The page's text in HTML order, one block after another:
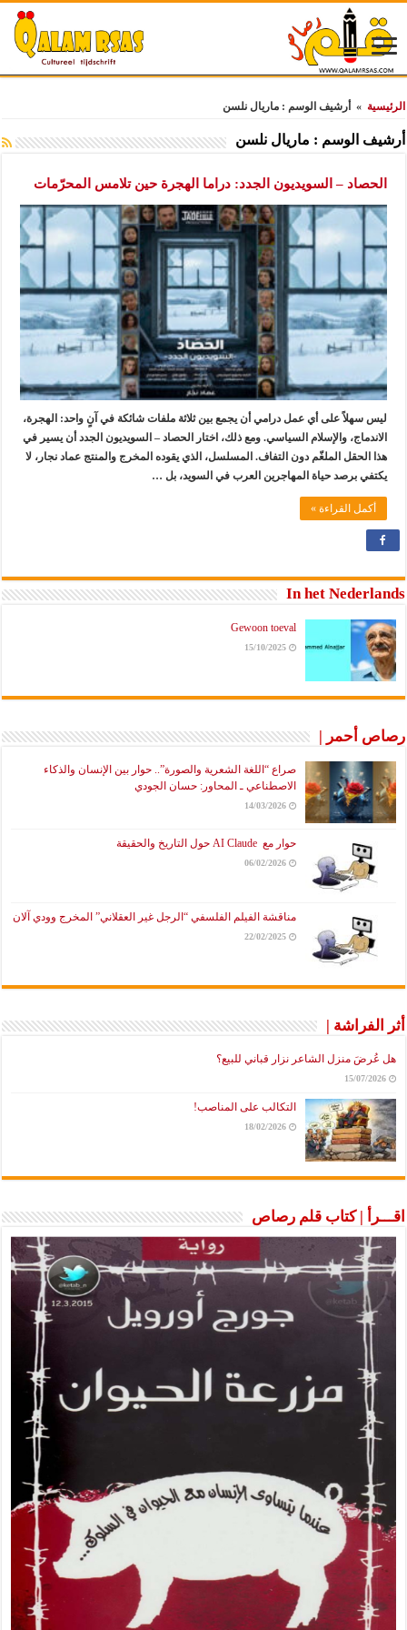
الرئيسية » أرشيف الوسم : ماريال نلسن
أرشيف الوسم : ماريال نلسن
الحصاد – السويديون الجدد: دراما الهجرة حين تلامس المحرّمات
ليس سهلاً على أي عمل درامي أن يجمع بين ثلاثة ملفات شائكة في آنٍ واحد: الهجرة،
الاندماج، والإسلام السياسي. ومع ذلك، اختار الحصاد – السويديون الجدد أن يسير في
هذا الحقل الملغّم دون التفاف. المسلسل، الذي يقوده المخرج والمنتج عماد نجار، لا
يكتفي برصد حياة المهاجرين العرب في السويد، بل …
أكمل القراءة »
In het Nederlands
Gewoon toeval
15/10/2025
رصاص أحمر |
صراع “اللغة الشعرية والصورة”.. حوار بين الإنسان والذكاء
الاصطناعي ـ المحاور: حسان الجودي
14/03/2026
حوار مع AI Claude حول التاريخ والحقيقة
06/02/2026
مناقشة الفيلم الفلسفي “الرجل غير العقلاني” المخرج وودي آلان
22/02/2025
أثر الفراشة |
هل عُرضَ منزل الشاعر نزار قباني للبيع؟
15/07/2026
التكالب على المناصب!
18/02/2026
اقـــرأ | كتاب قلم رصاص